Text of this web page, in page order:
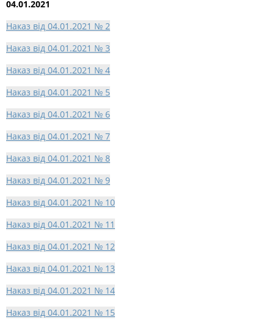
04.01.2021
Наказ від 04.01.2021 № 2
Наказ від 04.01.2021 № 3
Наказ від 04.01.2021 № 4
Наказ від 04.01.2021 № 5
Наказ від 04.01.2021 № 6
Наказ від 04.01.2021 № 7
Наказ від 04.01.2021 № 8
Наказ від 04.01.2021 № 9
Наказ від 04.01.2021 № 10
Наказ від 04.01.2021 № 11
Наказ від 04.01.2021 № 12
Наказ від 04.01.2021 № 13
Наказ від 04.01.2021 № 14
Наказ від 04.01.2021 № 15